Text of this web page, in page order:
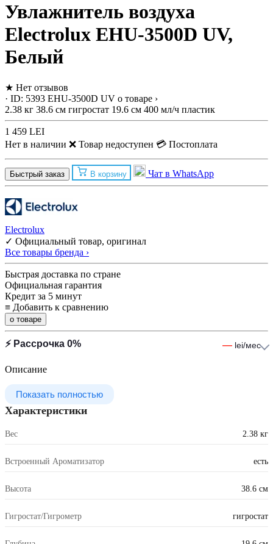
Увлажнитель воздуха
Electrolux EHU-3500D UV,
Белый
★ Нет отзывов
· ID: 5393 EHU-3500D UV о товаре ›
2.38 кг 38.6 см гигростат 19.6 см 400 мл/ч пластик
1 459 LEI
Нет в наличии ❌ Товар недоступен 💳 Постоплата
Быстрый заказ В корзину Чат в WhatsApp
Electrolux
✓ Официальный товар, оригинал
Все товары бренда ›
Быстрая доставка по стране
Официальная гарантия
Кредит за 5 минут
≡ Добавить к сравнению
о товаре
⚡ Рассрочка 0% — lei/мес
Описание
Показать полностью
Характеристики
Вес 2.38 кг
Встроенный Ароматизатор есть
Высота 38.6 см
Гигростат/Гигрометр гигростат